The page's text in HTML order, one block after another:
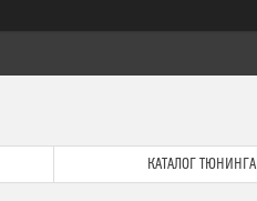
КАТАЛОГ ТЮНИНГА